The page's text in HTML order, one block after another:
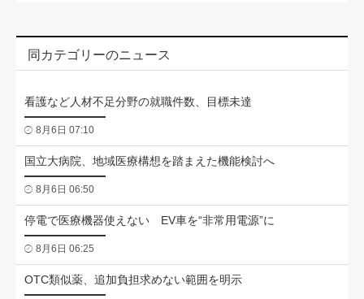
同カテゴリーのニュース
看護など人材不足分野の就職件数、目標未達
8月6日 07:10
国立大病院、地域医療構想を踏まえた機能検討へ
8月6日 06:50
停電で医療機器使えない EV車を“非常用電源”に
8月6日 06:25
OTC類似薬、追加負担求めない範囲を明示